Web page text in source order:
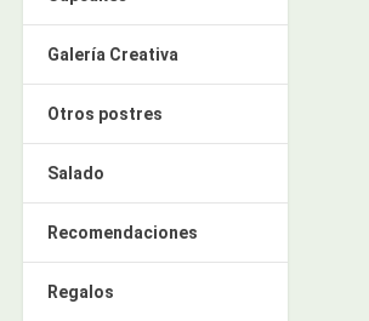
Galería Creativa
Otros postres
Salado
Recomendaciones
Regalos